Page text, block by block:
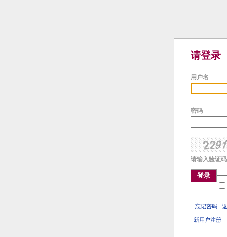
请登录
用户名
密码
请输入验证
登录
忘记密码
新用户注册